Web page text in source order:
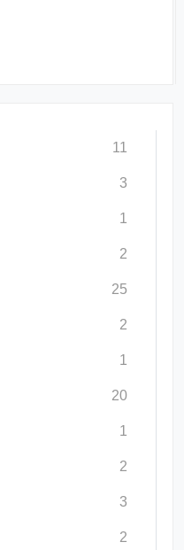
11
3
1
2
25
2
1
20
1
2
3
2